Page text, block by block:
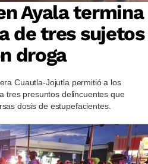
Ayala termina
de tres sujetos
droga
Cuautla-Jojutla permitió a los
tres presuntos delincuentes que
dosis de estupefacientes.